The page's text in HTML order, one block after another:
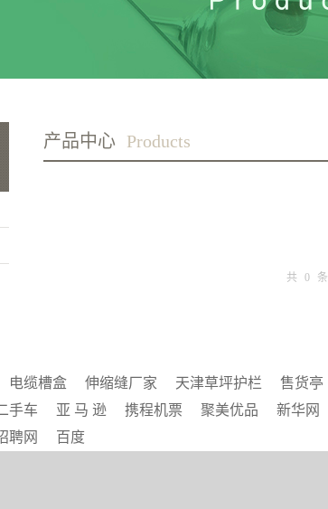
Products
产品中心
共 0 条
电缆槽盒 伸缩缝厂家 天津草坪护栏 售货亭
手车 亚 马 逊 携程机票 聚美优品 新华网
聘网 百度